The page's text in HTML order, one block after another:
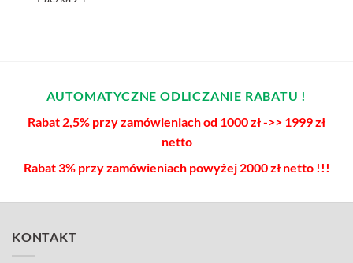
AUTOMATYCZNE ODLICZANIE RABATU !
Rabat 2,5% przy zamówieniach od 1000 zł ->> 1999 zł
netto
Rabat 3% przy zamówieniach powyżej 2000 zł netto !!!
KONTAKT